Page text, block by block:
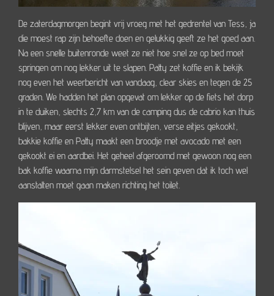
De zaterdagmorgen begint vrij vroeg met het gedrentel van Tess, ja
die moest rap zijn behoefte doen en gelukkig geeft ze het goed aan.
Na een snelle buitenronde weet ze niet hoe snel ze op bed moet
springen om nog lekker uit te slapen. Patty zet koffie en ik bekijk
nog even het weerbericht van vandaag, clear skies en tegen de 25
graden. We hadden het plan opgevat om lekker op de fiets het dorp
in te duiken, slechts 2,7 km van de camping dus de cabrio kan thuis
blijven, maar eerst lekker even ontbijten, verse eitjes gekookt,
bakkie koffie en Patty maakt een broodje met avocado met een
gekookt ei en aardbei. Het geheel afgeroomd met gewoon nog een
bak koffie waarna mijn darmstelsel het sein geven dat ik toch wel
aanstalten moet gaan maken richting het toilet.